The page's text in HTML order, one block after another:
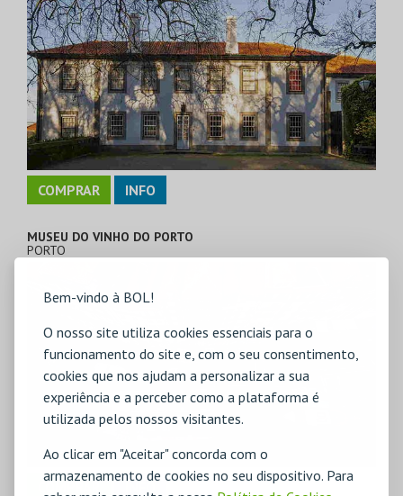
Bem-vindo à BOL!
O nosso site utiliza cookies essenciais para o
funcionamento do site e, com o seu consentimento,
cookies que nos ajudam a personalizar a sua
experiência e a perceber como a plataforma é
utilizada pelos nossos visitantes.
Ao clicar em "Aceitar" concorda com o
armazenamento de cookies no seu dispositivo. Para
COMPRAR INFO
MUSEU DO VINHO DO PORTO
PORTO